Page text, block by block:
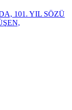
101. YIL SÖZÜ